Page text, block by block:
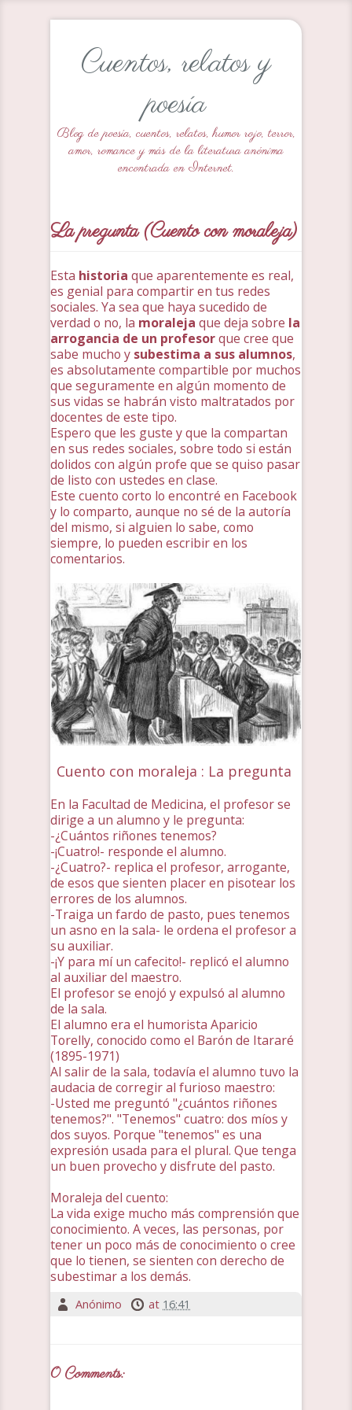
Cuentos, relatos y
poesía
Blog de poesía, cuentos, relatos, humor rojo, terror,
amor, romance y más de la literatura anónima
encontrada en Internet.
La pregunta (Cuento con moraleja)
Esta historia que aparentemente es real,
es genial para compartir en tus redes
sociales. Ya sea que haya sucedido de
verdad o no, la moraleja que deja sobre la
arrogancia de un profesorque cree que
sabe mucho y subestima a sus alumnos,
es absolutamente compartible por muchos
que seguramente en algún momento de
sus vidas se habrán visto maltratados por
docentes de este tipo.
Espero que les guste y que la compartan
en sus redes sociales, sobre todo si están
dolidos con algún profe que se quiso pasar
de listo con ustedes en clase.
Este cuento corto lo encontré en Facebook
y lo comparto, aunque no sé de la autoría
del mismo, si alguien lo sabe, como
siempre, lo pueden escribir en los
comentarios.
Cuento con moraleja : La pregunta
En la Facultad de Medicina, el profesor se
dirige a un alumno y le pregunta:
-¿Cuántos riñones tenemos?
-¡Cuatro!- responde el alumno.
-¿Cuatro?- replica el profesor, arrogante,
de esos que sienten placer en pisotear los
errores de los alumnos.
-Traiga un fardo de pasto, pues tenemos
un asno en la sala- le ordena el profesor a
su auxiliar.
-¡Y para mí un cafecito!- replicó el alumno
al auxiliar del maestro.
El profesor se enojó y expulsó al alumno
de la sala.
El alumno era el humorista Aparicio
Torelly, conocido como el Barón de Itararé
(1895-1971)
Al salir de la sala, todavía el alumno tuvo la
audacia de corregir al furioso maestro:
-Usted me preguntó "¿cuántos riñones
tenemos?". "Tenemos" cuatro: dos míos y
dos suyos. Porque "tenemos" es una
expresión usada para el plural. Que tenga
un buen provecho y disfrute del pasto.
Moraleja del cuento:
La vida exige mucho más comprensión que
conocimiento. A veces, las personas, por
tener un poco más de conocimiento o cree
que lo tienen, se sienten con derecho de
subestimar a los demás.
Anónimo at 16:41
0 Comments: